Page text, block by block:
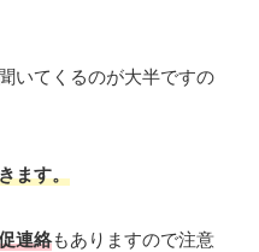
いてくるのが大半ですの
ます。
連絡もありますので注意